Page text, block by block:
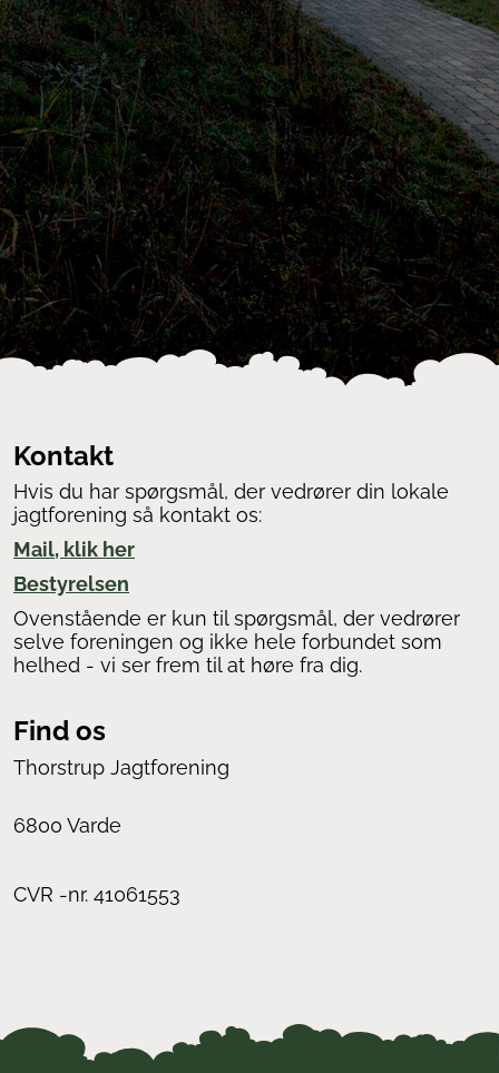
Kontakt
Hvis du har spørgsmål, der vedrører din lokale
jagtforening så kontakt os:
Mail, klik her
Bestyrelsen
Ovenstående er kun til spørgsmål, der vedrører
selve foreningen og ikke hele forbundet som
helhed - vi ser frem til at høre fra dig.
Find os
Thorstrup Jagtforening
6800 Varde
CVR -nr. 41061553